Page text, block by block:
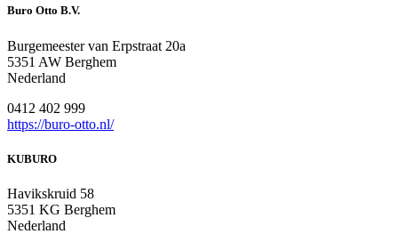
Buro Otto B.V.
Burgemeester van Erpstraat 20a
5351 AW Berghem
Nederland
0412 402 999
https://buro-otto.nl/
KUBURO
Havikskruid 58
5351 KG Berghem
Nederland